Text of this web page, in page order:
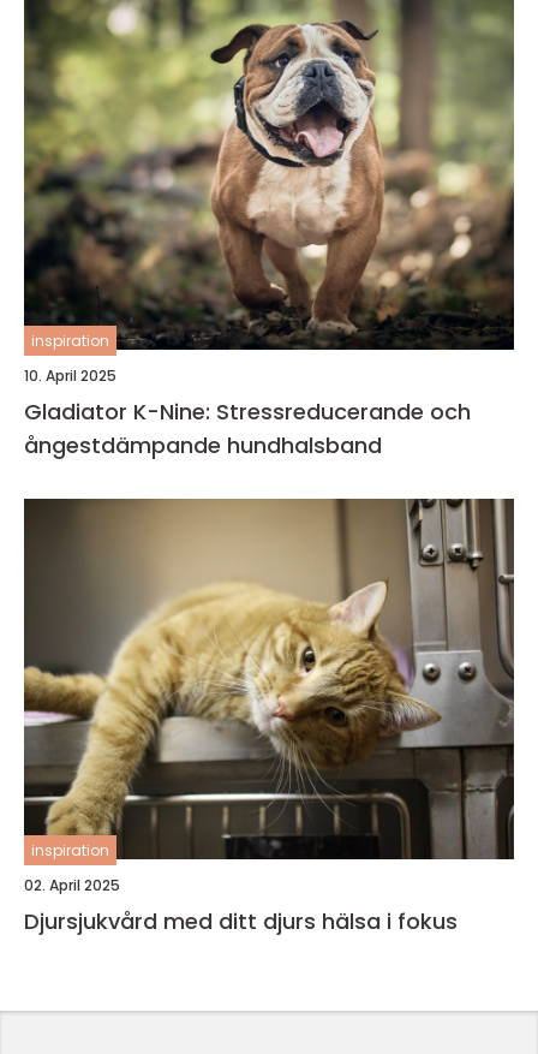
inspiration
10. April 2025
Gladiator K-Nine: Stressreducerande och
ångestdämpande hundhalsband
inspiration
02. April 2025
Djursjukvård med ditt djurs hälsa i fokus